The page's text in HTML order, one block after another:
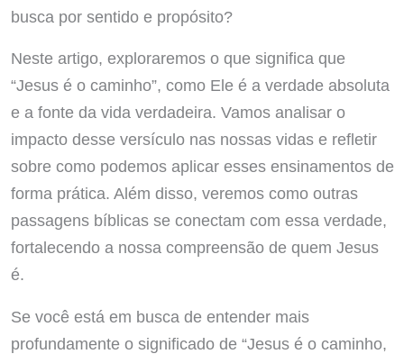
busca por sentido e propósito?
Neste artigo, exploraremos o que significa que
“Jesus é o caminho”, como Ele é a verdade absoluta
e a fonte da vida verdadeira. Vamos analisar o
impacto desse versículo nas nossas vidas e refletir
sobre como podemos aplicar esses ensinamentos de
forma prática. Além disso, veremos como outras
passagens bíblicas se conectam com essa verdade,
fortalecendo a nossa compreensão de quem Jesus
é.
Se você está em busca de entender mais
profundamente o significado de “Jesus é o caminho,